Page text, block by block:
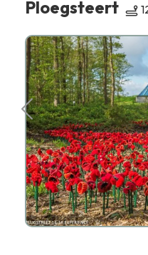
Ploegsteert